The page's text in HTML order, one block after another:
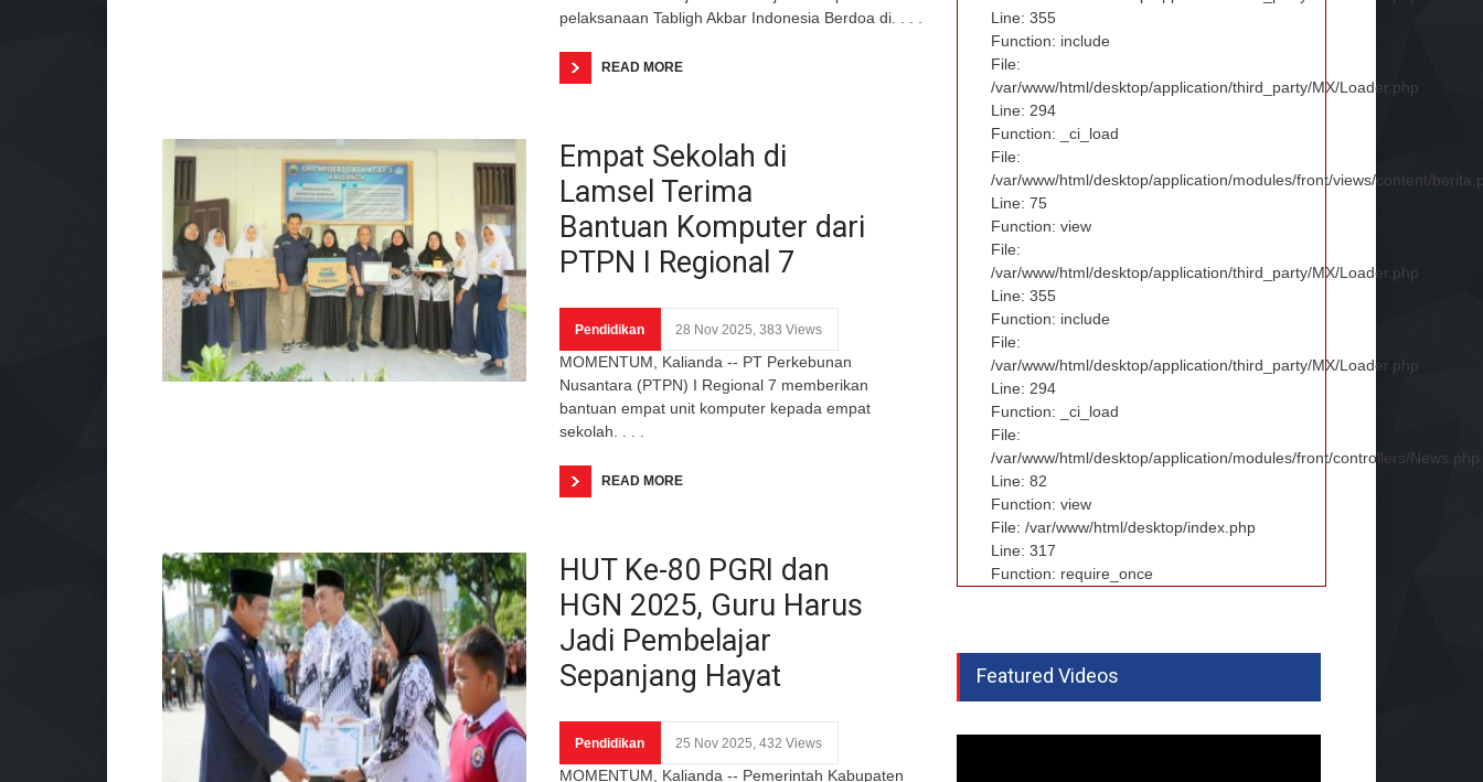
pelaksanaan Tabligh Akbar Indonesia Berdoa di. . . .
READ MORE
Empat Sekolah di
Lamsel Terima
Bantuan Komputer dari
PTPN I Regional 7
Pendidikan 28 Nov 2025, 383 Views
MOMENTUM, Kalianda -- PT Perkebunan
Nusantara (PTPN) I Regional 7 memberikan
bantuan empat unit komputer kepada empat
sekolah. . . .
READ MORE
HUT Ke-80 PGRI dan
HGN 2025, Guru Harus
Jadi Pembelajar
Sepanjang Hayat
Pendidikan 25 Nov 2025, 432 Views
MOMENTUM, Kalianda -- Pemerintah Kabupaten
Line: 355
Function: include
File:
/var/www/html/desktop/application/third_party/MX/Loader.php
Line: 294
Function: _ci_load
File:
/var/www/html/desktop/application/modules/front/views/content/
Line: 75
Function: view
File:
/var/www/html/desktop/application/third_party/MX/Loader.php
Line: 355
Function: include
File:
/var/www/html/desktop/application/third_party/MX/Loader.php
Line: 294
Function: _ci_load
File:
/var/www/html/desktop/application/modules/front/controllers/News.php
Line: 82
Function: view
File: /var/www/html/desktop/index.php
Line: 317
Function: require_once
Featured Videos